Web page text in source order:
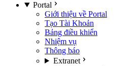
Portal
Giới thiệu về Portal
Tạo Tài Khoản
Bảng điều khiển
Nhiệm vụ
Thông báo
Extranet